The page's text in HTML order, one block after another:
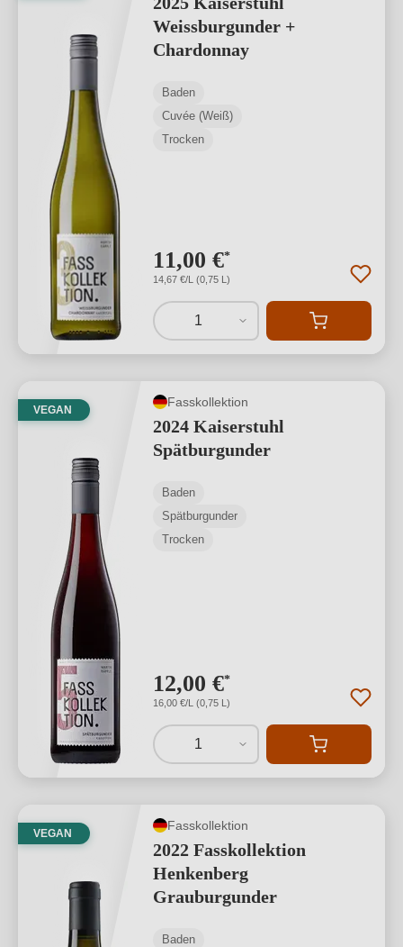
Weissburgunder +
Chardonnay
Baden
Cuvée (Weiß)
Trocken
11,00 €*
14,67 €/L (0,75 L)
1
VEGAN
Fasskollektion
2024 Kaiserstuhl
Spätburgunder
Baden
Spätburgunder
Trocken
12,00 €*
16,00 €/L (0,75 L)
1
VEGAN
Fasskollektion
2022 Fasskollektion
Henkenberg
Grauburgunder
Baden